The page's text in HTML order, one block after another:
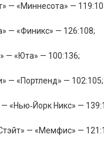
— «Миннесота» —
— «Финикс» — 126:108;
— «Юта» — 100:136;
— «Портленд» — 102:105;
— «Нью‑Йорк Никс» —
— «Мемфис» —